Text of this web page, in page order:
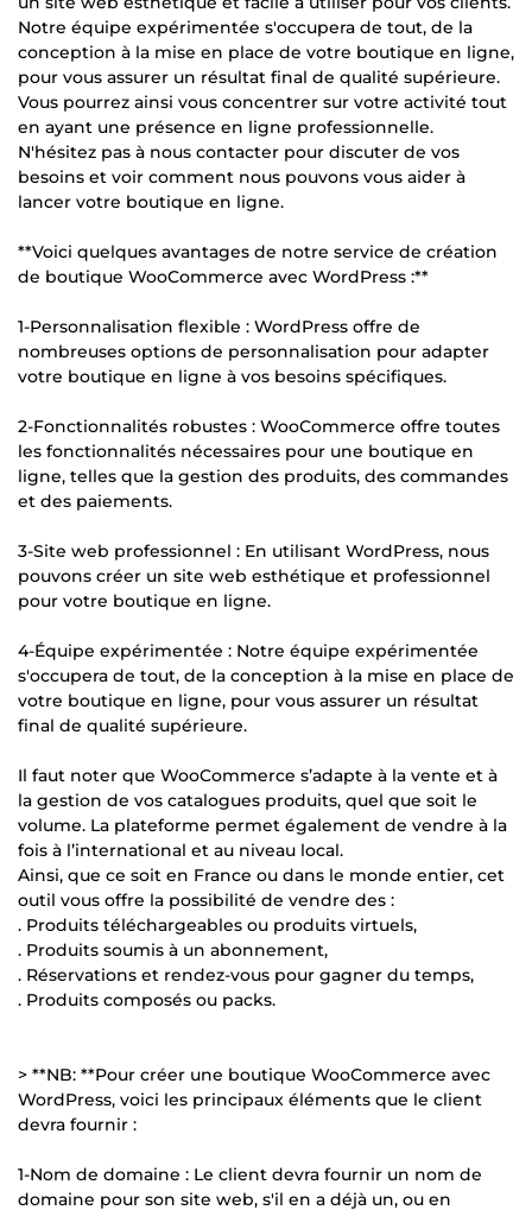
Notre équipe expérimentée s'occupera de tout, de la
conception à la mise en place de votre boutique en ligne,
pour vous assurer un résultat final de qualité supérieure.
Vous pourrez ainsi vous concentrer sur votre activité tout
en ayant une présence en ligne professionnelle.
N'hésitez pas à nous contacter pour discuter de vos
besoins et voir comment nous pouvons vous aider à
lancer votre boutique en ligne.
**Voici quelques avantages de notre service de création
de boutique WooCommerce avec WordPress :**
1-Personnalisation flexible : WordPress offre de
nombreuses options de personnalisation pour adapter
votre boutique en ligne à vos besoins spécifiques.
2-Fonctionnalités robustes : WooCommerce offre toutes
les fonctionnalités nécessaires pour une boutique en
ligne, telles que la gestion des produits, des commandes
et des paiements.
3-Site web professionnel : En utilisant WordPress, nous
pouvons créer un site web esthétique et professionnel
pour votre boutique en ligne.
4-Équipe expérimentée : Notre équipe expérimentée
s'occupera de tout, de la conception à la mise en place de
votre boutique en ligne, pour vous assurer un résultat
final de qualité supérieure.
Il faut noter que WooCommerce s’adapte à la vente et à
la gestion de vos catalogues produits, quel que soit le
volume. La plateforme permet également de vendre à la
fois à l’international et au niveau local.
Ainsi, que ce soit en France ou dans le monde entier, cet
outil vous offre la possibilité de vendre des :
. Produits téléchargeables ou produits virtuels,
. Produits soumis à un abonnement,
. Réservations et rendez-vous pour gagner du temps,
. Produits composés ou packs.
> **NB: **Pour créer une boutique WooCommerce avec
WordPress, voici les principaux éléments que le client
devra fournir :
1-Nom de domaine : Le client devra fournir un nom de
domaine pour son site web, s'il en a déjà un, ou en